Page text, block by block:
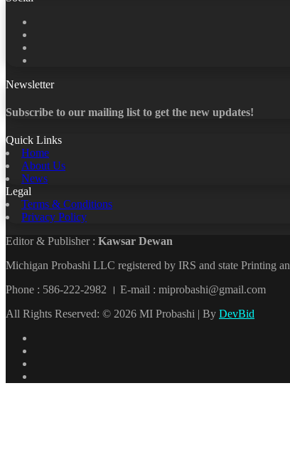
Newsletter
Subscribe to our mailing list to get the new updates!
Quick Links
Home
About Us
News
Legal
Terms & Conditions
Privacy Policy
Editor & Publisher : Kawsar Dewan
Michigan Probashi LLC registered by IRS and state
Phone : 586-222-2982 । E-mail : miprobashi@gmail.com
All Rights Reserved: © 2026 MI Probashi | By DevBid